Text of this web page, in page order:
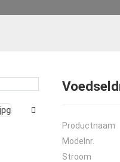
Productnaam
Modelnr.
Stroom